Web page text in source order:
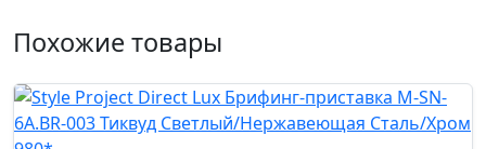
Похожие товары